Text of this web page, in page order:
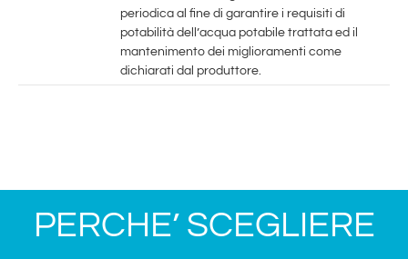
periodica al fine di garantire i requisiti di
potabilità dell’acqua potabile trattata ed il
mantenimento dei miglioramenti come
dichiarati dal produttore.
PERCHE’ SCEGLIERE